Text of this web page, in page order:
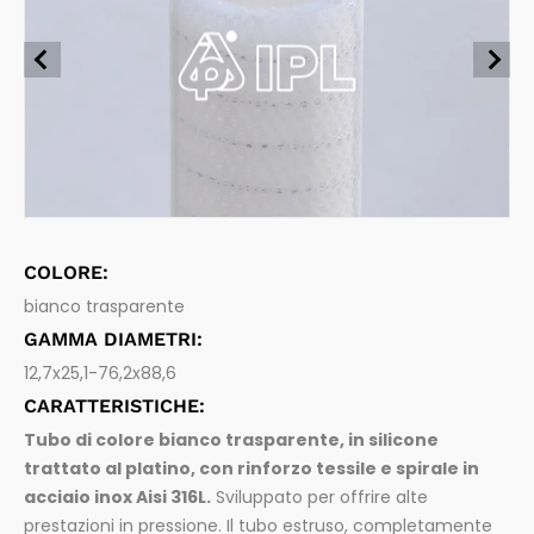
Tubi flessibili per alimenti
Aspirazione e mandata di sostanze alimentari e bevan
Tubi flessibili per industria farmaceutica
Sistemi di connessione
Raccordi per tubi flessibili e accessori
Chimica e Carburanti
Farmaceutica
Legno
COLORE:
bianco trasparente
GAMMA DIAMETRI:
12,7x25,1-76,2x88,6
CARATTERISTICHE:
Tubo di colore bianco trasparente, in silicone
trattato al platino, con rinforzo tessile e spirale in
acciaio inox Aisi 316L. Sviluppato per offrire alte
prestazioni in pressione. Il tubo estruso, completamente